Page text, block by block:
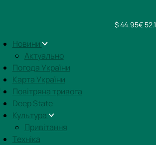
Новини
Актуально
Погода України
Карта України
Повітряна тривога
Deep State
Культура
Привітання
Техніка
$ 44.95€ 52.1